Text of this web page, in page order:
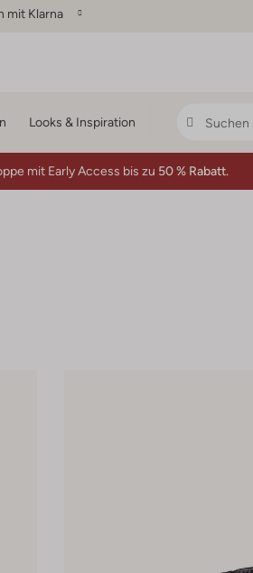
mit Klarna
Looks & Inspiration
mit Early Access bis zu 50 % Rabatt.